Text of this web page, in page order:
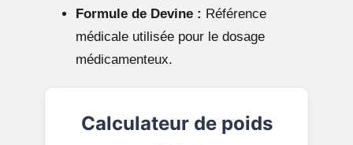
Formule de Devine : Référence
médicale utilisée pour le dosage
médicamenteux.
Calculateur de poids